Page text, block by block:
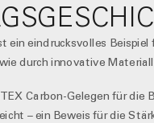
ein eindrucksvolles
durch innovative
Carbon-Gelegen für die
– ein Beweis für die